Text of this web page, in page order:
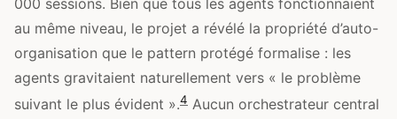
000 sessions. Bien que tous les agents fonctionnaient
au même niveau, le projet a révélé la propriété d’auto-
organisation que le pattern protégé formalise : les
agents gravitaient naturellement vers « le problème
suivant le plus évident ».4 Aucun orchestrateur central